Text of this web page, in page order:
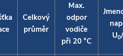
Celkový
průměr
Max.
odpor
vodiče
při 20 °C
U0